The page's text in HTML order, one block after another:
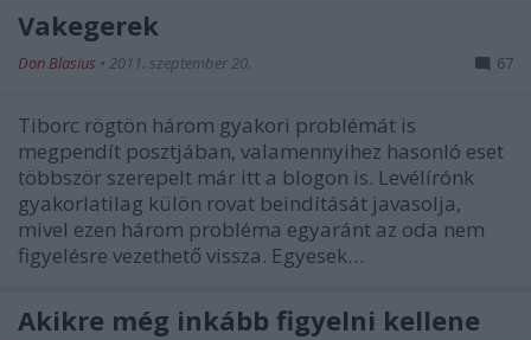
Vakegerek
Don Blasius • 2011. szeptember 20. 67
Tiborc rögtön három gyakori problémát is
megpendít posztjában, valamennyihez hasonló eset
többször szerepelt már itt a blogon is. Levélírónk
gyakorlatilag külön rovat beindítását javasolja,
mivel ezen három probléma egyaránt az oda nem
figyelésre vezethető vissza. Egyesek…
Akikre még inkább figyelni kellene